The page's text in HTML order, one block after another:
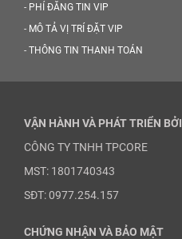
- PHÍ ĐĂNG TIN VIP
- MÔ TẢ VỊ TRÍ ĐẶT VIP
- THÔNG TIN THANH TOÁN
VẬN HÀNH VÀ PHÁT TRIỂN BỞI
CÔNG TY TNHH TPCORE
MST: 1801740343
SĐT: 0977.254.157
CHỨNG NHẬN VÀ BẢO MẬT